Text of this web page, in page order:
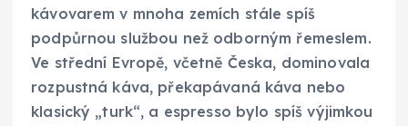
kávovarem v mnoha zemích stále spíš
podpůrnou službou než odborným řemeslem.
Ve střední Evropě, včetně Česka, dominovala
rozpustná káva, překapávaná káva nebo
klasický „turk“, a espresso bylo spíš výjimkou